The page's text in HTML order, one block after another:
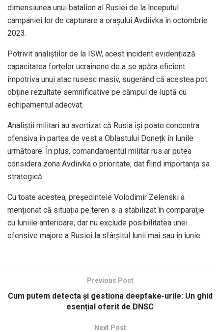
dimensiunea unui batalion al Rusiei de la începutul
campaniei lor de capturare a orașului Avdiivka în octombrie
2023.
Potrivit analiștilor de la ISW, acest incident evidențiază
capacitatea forțelor ucrainene de a se apăra eficient
împotriva unui atac rusesc masiv, sugerând că acestea pot
obține rezultate semnificative pe câmpul de luptă cu
echipamentul adecvat.
Analiștii militari au avertizat că Rusia își poate concentra
ofensiva în partea de vest a Oblastului Donețk în lunile
următoare. În plus, comandamentul militar rus ar putea
considera zona Avdiivka o prioritate, dat fiind importanța sa
strategică.
Cu toate acestea, președintele Volodimir Zelenski a
menționat că situația pe teren s-a stabilizat în comparație
cu luniile anterioare, dar nu exclude posibilitatea unei
ofensive majore a Rusiei la sfârșitul lunii mai sau în iunie.
Previous Post
Cum putem detecta și gestiona deepfake-urile: Un ghid
esențial oferit de DNSC
Next Post